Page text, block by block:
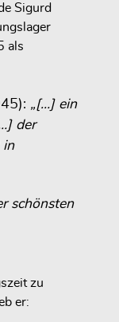
Sigurd
als
„[…] ein
der
in
schönsten
zu
er: